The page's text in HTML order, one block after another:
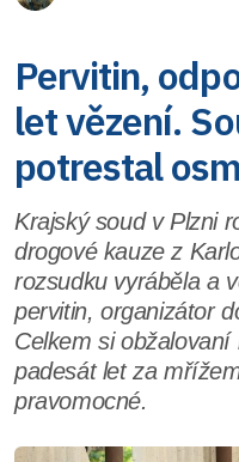
Pervitin,
let vězení.
potrestal
Krajský soud v Plzni
drogové kauze z
rozsudku vyráběla a
pervitin, organizátor
Celkem si
padesát let za
pravomocné.